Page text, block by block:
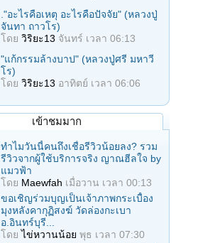
."อะไรคือเหตุ อะไรคือปัจจัย" (หลวงปู่
จันทา ถาวโร)
โดย วิริยะ13 จันทร์ เวลา 06:13
"แก้กรรมล้างบาป" (หลวงปู่ศรี มหาวี
โร)
โดย วิริยะ13 อาทิตย์ เวลา 06:06
เข้าชมมาก
ทำไมวันนี้คนถึงเชื่อรีวิวน้อยลง? รวม
รีวิวจากผู้ใช้บริการจริง ญาณฮีลใจ by
แมวฟ้า
โดย Maewfah เมื่อวาน เวลา 00:13
ขอเชิญร่วมบุญเป็นเจ้าภาพกระเบื้อง
มุงหลังคากุฏิสงฆ์ วัดล่องกะเบา
อ.อินทร์บุรี...
โดยไข่หวานน้อย พุธ เวลา 07:30